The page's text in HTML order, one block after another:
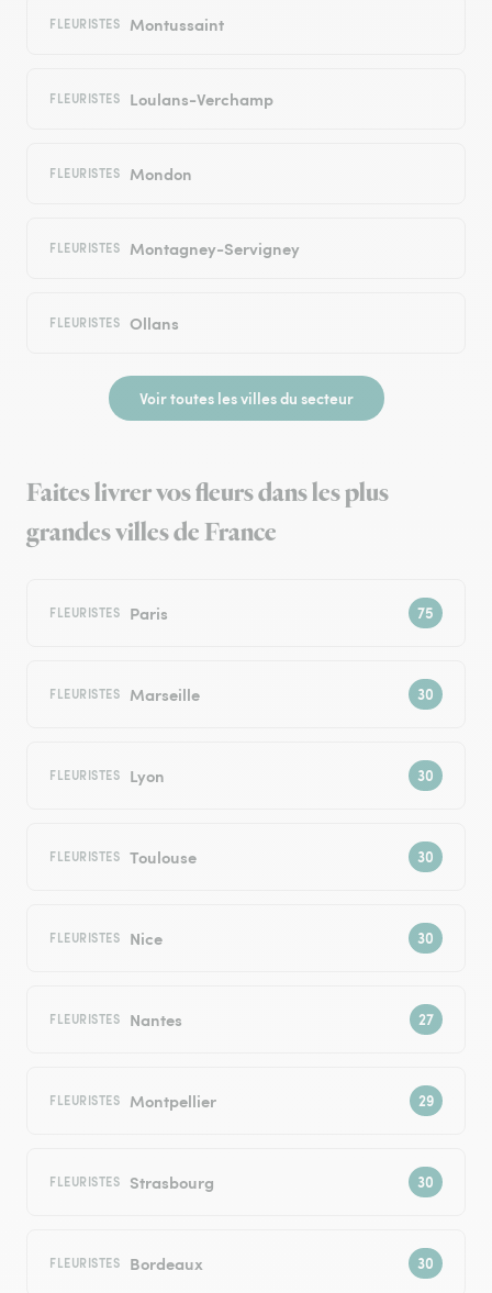
FLEURISTES Montussaint
FLEURISTES Loulans-Verchamp
FLEURISTES Mondon
FLEURISTES Montagney-Servigney
FLEURISTES Ollans
Voir toutes les villes du secteur
Faites livrer vos fleurs dans les plus
grandes villes de France
FLEURISTES Paris
FLEURISTES Marseille
FLEURISTES Lyon
FLEURISTES Toulouse
FLEURISTES Nice
FLEURISTES Nantes
FLEURISTES Montpellier
FLEURISTES Strasbourg
FLEURISTES Bordeaux